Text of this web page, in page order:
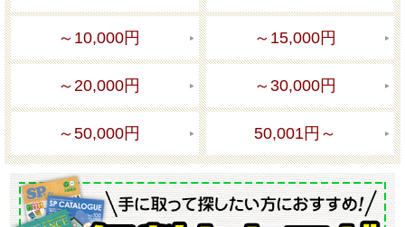
～10,000円 ～15,000円
～20,000円 ～30,000円
～50,000円 50,001円～